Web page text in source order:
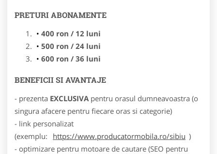
PRETURI ABONAMENTE
400 ron / 12 luni
500 ron / 24 luni
600 ron / 36 luni
BENEFICII SI AVANTAJE
- prezenta EXCLUSIVA pentru orasul dumneavoastra (o
singura afacere pentru fiecare oras si categorie)
- link personalizat
(exemplu:
https://www.producatormobila.ro/sibiu )
- optimizare pentru motoare de cautare (SEO pentru